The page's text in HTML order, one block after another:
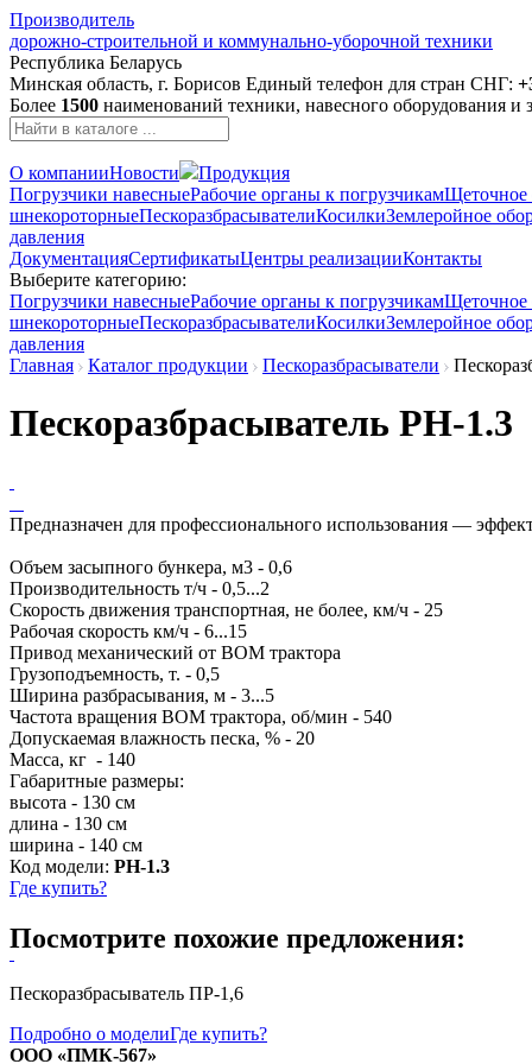
Производитель
дорожно-строительной и коммунально-уборочной техники
Республика Беларусь
Минская область, г. Борисов Единый телефон для стран СНГ:
Более 1500 наименований техники, навесного оборудования и
О компанииНовости
Продукция
Погрузчики навесныеРабочие органы к погрузчикамЩеточное
шнекороторныеПескоразбрасывателиКосилкиЗемлеройное
давления
ДокументацияСертификатыЦентры реализацииКонтакты
Выберите категорию:
Погрузчики навесныеРабочие органы к погрузчикамЩеточное
шнекороторныеПескоразбрасывателиКосилкиЗемлеройное
давления
Главная
Каталог продукции Пескоразбрасыватели
Пескоразбрасыватель РН-1.3
Предназначен для профессионального использования —
Объем засыпного бункера, м3 - 0,6
Производительность т/ч - 0,5...2
Скорость движения транспортная, не более, км/ч - 25
Рабочая скорость км/ч - 6...15
Привод механический от ВОМ трактора
Грузоподъемность, т. - 0,5
Ширина разбрасывания, м - 3...5
Частота вращения ВОМ трактора, об/мин - 540
Допускаемая влажность песка, % - 20
Масса, кг - 140
Габаритные размеры:
высота - 130 см
длина - 130 см
ширина - 140 см
Код модели: РН-1.3
Где купить?
Посмотрите похожие предложения:
Пескоразбрасыватель ПР-1,6
Подробно о моделиГде купить?
ООО «ПМК-567»